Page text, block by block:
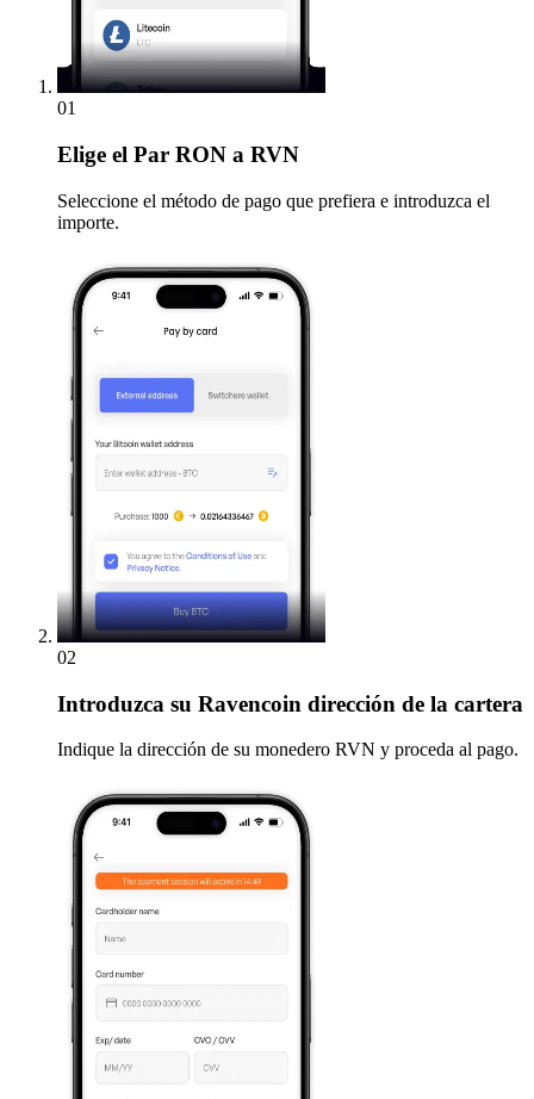
01
Elige el Par RON a RVN
Seleccione el método de pago que prefiera e introduzca el
importe.
02
Introduzca su Ravencoin dirección de la cartera
Indique la dirección de su monedero RVN y proceda al pago.